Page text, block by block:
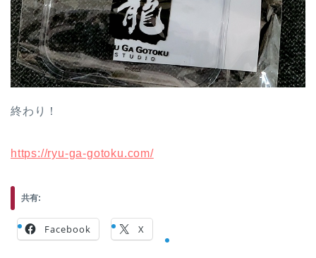
終わり！
https://ryu-ga-gotoku.com/
共有:
Facebook X